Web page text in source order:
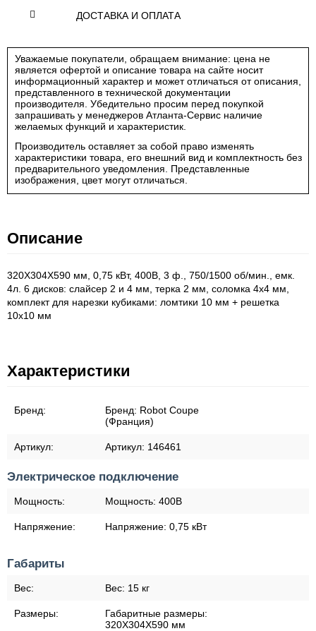
ДОСТАВКА И ОПЛАТА
Уважаемые покупатели, обращаем внимание: цена не
является офертой и описание товара на сайте носит
информационный характер и может отличаться от описания,
представленного в технической документации
производителя. Убедительно просим перед покупкой
запрашивать у менеджеров Атланта-Сервис наличие
желаемых функций и характеристик.
Производитель оставляет за собой право изменять
характеристики товара, его внешний вид и комплектность без
предварительного уведомления. Представленные
изображения, цвет могут отличаться.
Описание
320Х304Х590 мм, 0,75 кВт, 400В, 3 ф., 750/1500 об/мин., емк.
4л. 6 дискoв: слайсер 2 и 4 мм, терка 2 мм, соломка 4х4 мм,
комплект для нарезки кубиками: ломтики 10 мм + решетка
10х10 мм
Характеристики
Бренд: Бренд: Robot Coupe
(Франция)
Артикул: Артикул: 146461
Электрическое подключение
Мощность: Мощность: 400В
Напряжение: Напряжение: 0,75 кВт
Габариты
Вес: Вес: 15 кг
Размеры:
Габаритные размеры:
320Х304Х590 мм